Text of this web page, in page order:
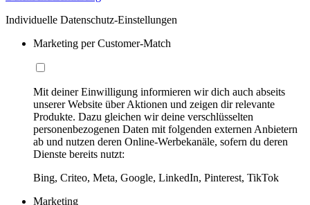
Individuelle Datenschutz-Einstellungen
Marketing per Customer-Match
Mit deiner Einwilligung informieren wir dich auch abseits
unserer Website über Aktionen und zeigen dir relevante
Produkte. Dazu gleichen wir deine verschlüsselten
personenbezogenen Daten mit folgenden externen Anbietern
ab und nutzen deren Online-Werbekanäle, sofern du deren
Dienste bereits nutzt:
Bing, Criteo, Meta, Google, LinkedIn, Pinterest, TikTok
Marketing